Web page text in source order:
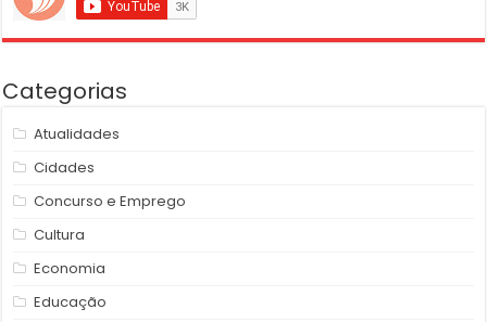
Categorias
Atualidades
Cidades
Concurso e Emprego
Cultura
Economia
Educação